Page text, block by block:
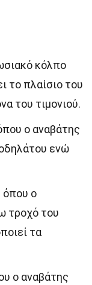
κόλπο
το πλαίσιο του
του τιμονιού.
ο αναβάτης
ενώ
όπου ο
τροχό του
τα
ο αναβάτης